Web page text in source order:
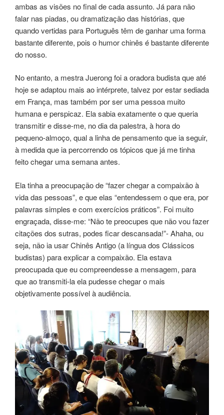
ambas as visões no final de cada assunto. Já para não
falar nas piadas, ou dramatização das histórias, que
quando vertidas para Português têm de ganhar uma forma
bastante diferente, pois o humor chinês é bastante diferente
do nosso.
No entanto, a mestra Juerong foi a oradora budista que até
hoje se adaptou mais ao intérprete, talvez por estar sediada
em França, mas também por ser uma pessoa muito
humana e perspicaz. Ela sabia exatamente o que queria
transmitir e disse-me, no dia da palestra, à hora do
pequeno-almoço, qual a linha de pensamento que ia seguir,
à medida que ia percorrendo os tópicos que já me tinha
feito chegar uma semana antes.
Ela tinha a preocupação de “fazer chegar a compaixão à
vida das pessoas”, e que elas “entendessem o que era, por
palavras simples e com exercícios práticos”. Foi muito
engraçada, disse-me: “Não te preocupes que não vou fazer
citações dos sutras, podes ficar descansada!”- Ahaha, ou
seja, não ia usar Chinês Antigo (a língua dos Clássicos
budistas) para explicar a compaixão. Ela estava
preocupada que eu compreendesse a mensagem, para
que ao transmiti-la ela pudesse chegar o mais
objetivamente possível à audiência.